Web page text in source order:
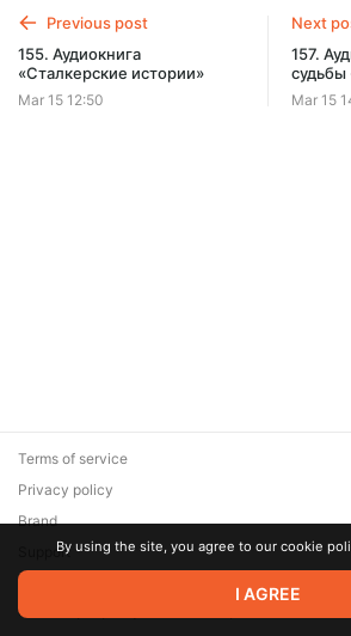
Previous post
155. Аудиокнига
«Сталкерские истории»
Mar 15 12:50
Next
157.
судьбы
Mar 15
© 2026 Zaya Solutions Limited. All rights
are the property of their respective owners.
Terms of service
Privacy policy
Brand
SupportBy using the site, you agree to our cookie
I AGREE